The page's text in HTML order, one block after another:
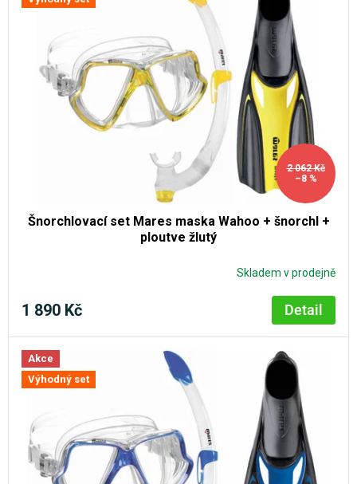
2 062 Kč
–8 %
Šnorchlovací set Mares maska Wahoo + šnorchl +
ploutve žlutý
Skladem v prodejně
1 890 Kč Detail
Akce
Výhodný set